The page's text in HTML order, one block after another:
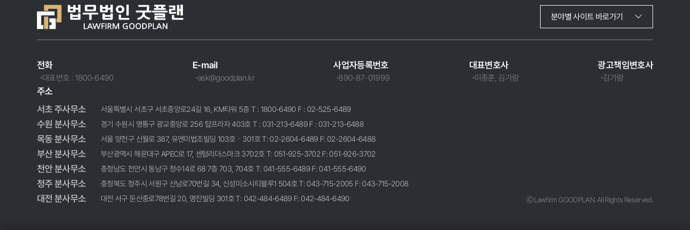
분야별 사이트 바로가기
전화
대표번호 : 1800-6490
E-mail
ask@goodplan.kr
사업자등록번호
890-87-01999
대표변호사
이종훈, 김가람
광고책임변호사
김가람
주소
서초 주사무소
서울특별시 서초구 서초중앙로24길 16, KM타워 5층 T : 1800-6490 F : 02-525-6489
수원 분사무소 경기 수원시 영통구 광교중앙로 256 탑프라자 403호 T : 031-213-6489 F : 031-213-6488
목동 분사무소 서울 양천구 신월로 387, 유앤미법조빌딩 103호ㆍ301호 T: 02-2604-6489 F: 02-2604-6488
부산 분사무소 부산광역시 해운대구 APEC로 17, 센텀리더스마크 3702호 T: 051-925-3702 F: 051-926-3702
천안 분사무소 충청남도 천안시 동남구 청수14로 68 7층 703, 704호 T: 041-555-6489 F: 041-555-6490
청주 분사무소 충청북도 청주시 서원구 산남로70번길 34, 신성미소시티블루1 504호 T: 043-715-2005 F: 043-715-2008
대전 분사무소 대전 서구 둔산중로78번길 20, 명진빌딩 301호 T: 042-484-6489 F: 042-484-6490 ⓒ Lawfirm GOODPLAN. All Rights Reserved.